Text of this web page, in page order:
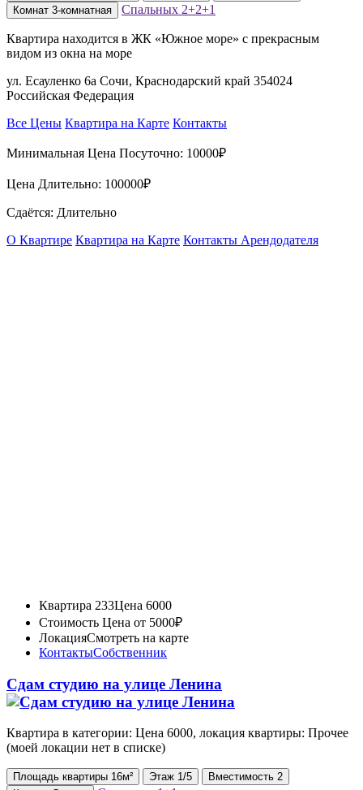
Комнат 3-комнатная Спальных 2+2+1
Квартира находится в ЖК «Южное море» с прекрасным
видом из окна на море
ул. Есауленко 6а Сочи, Краснодарский край 354024
Российская Федерация
Все Цены Квартира на Карте Контакты
Минимальная Цена Посуточно: 10000₽
Цена Длительно: 100000₽
Сдаётся: Длительно
О Квартире Квартира на Карте Контакты Арендодателя
Квартира 233Цена 6000
Стоимость Цена от 5000₽
ЛокацияСмотреть на карте
КонтактыСобственник
Сдам студию на улице Ленина
Квартира в категории: Цена 6000, локация квартиры: Прочее
(моей локации нет в списке)
Площадь квартиры 16м² Этаж 1/5 Вместимость 2